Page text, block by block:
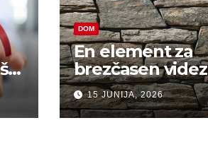
DOM
En element za
brezčasen videz
hiše
15 JUNIJA, 2026